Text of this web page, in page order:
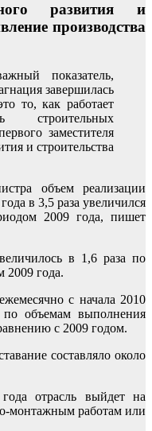
развития и
производства
показатель,
завершилась
то, как работает
строительных
заместителя
и строительства
объем реализации
в 3,5 раза увеличился
2009 года, пишет
в 1,6 раза по
2009 года.
с начала 2010
по объемам выполнения
с 2009 годом.
составляло около
отрасль выйдет на
монтажным работам или